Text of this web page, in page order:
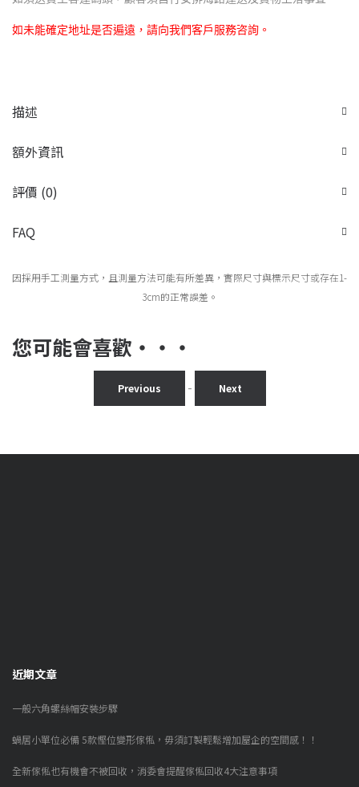
如未能確定地址是否遍遠，請向我們客戶服務咨詢。
描述
額外資訊
評價 (0)
FAQ
因採用手工測量方式，且測量方法可能有所差異，實際尺寸與標示尺寸或存在1-
3cm的正常誤差。
您可能會喜歡‧‧‧
Previous - Next
近期文章
一般六角螺絲帽安裝步驟
蝸居小單位必備 5款慳位變形傢俬，毋須訂製輕鬆增加屋企的空間感！！
全新傢俬也有機會不被回收，消委會提醒傢俬回收4大注意事項